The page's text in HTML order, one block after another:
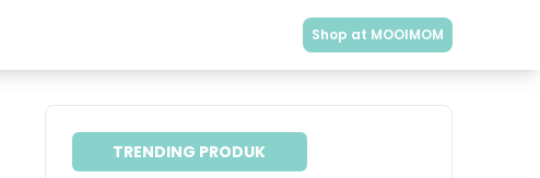
Shop at MOOIMOM
TRENDING PRODUK